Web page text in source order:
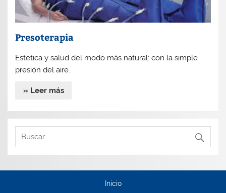
Presoterapia
Estética y salud del modo más natural: con la simple
presión del aire.
» Leer más
Inicio